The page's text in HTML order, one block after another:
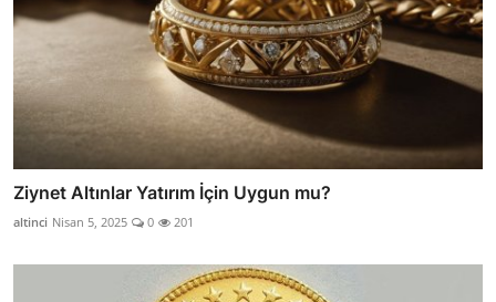
Ziynet Altınlar Yatırım İçin Uygun mu?
altinci Nisan 5, 2025 0 201